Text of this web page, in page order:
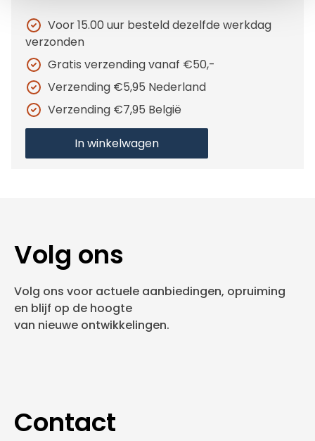
Voor 15.00 uur besteld dezelfde werkdag
verzonden
Gratis verzending vanaf €50,-
Verzending €5,95 Nederland
Verzending €7,95 België
In winkelwagen
Volg ons
Volg ons voor actuele aanbiedingen, opruiming
en blijf op de hoogte
van nieuwe ontwikkelingen.
Contact